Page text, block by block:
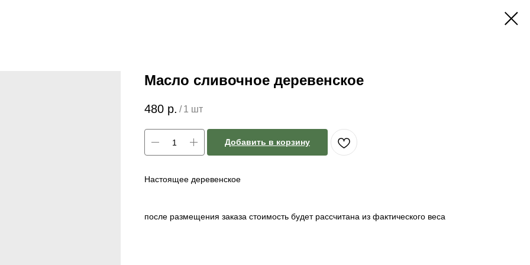
Масло сливочное деревенское
480 р. / 1 шт
Добавить в корзину
Настоящее деревенское
после размещения заказа стоимость будет рассчитана из фактического веса